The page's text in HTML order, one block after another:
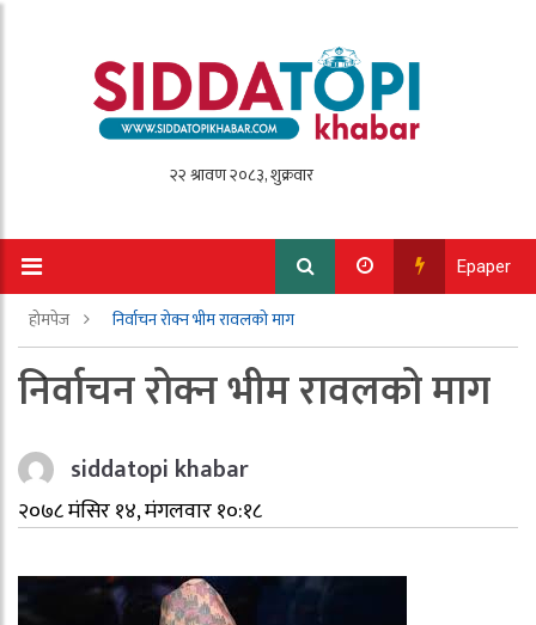
Epaper
होमपेज निर्वाचन रोक्न भीम रावलको माग
निर्वाचन रोक्न भीम रावलको माग
siddatopi khabar
२०७८ मंसिर १४, मंगलवार १०:१८